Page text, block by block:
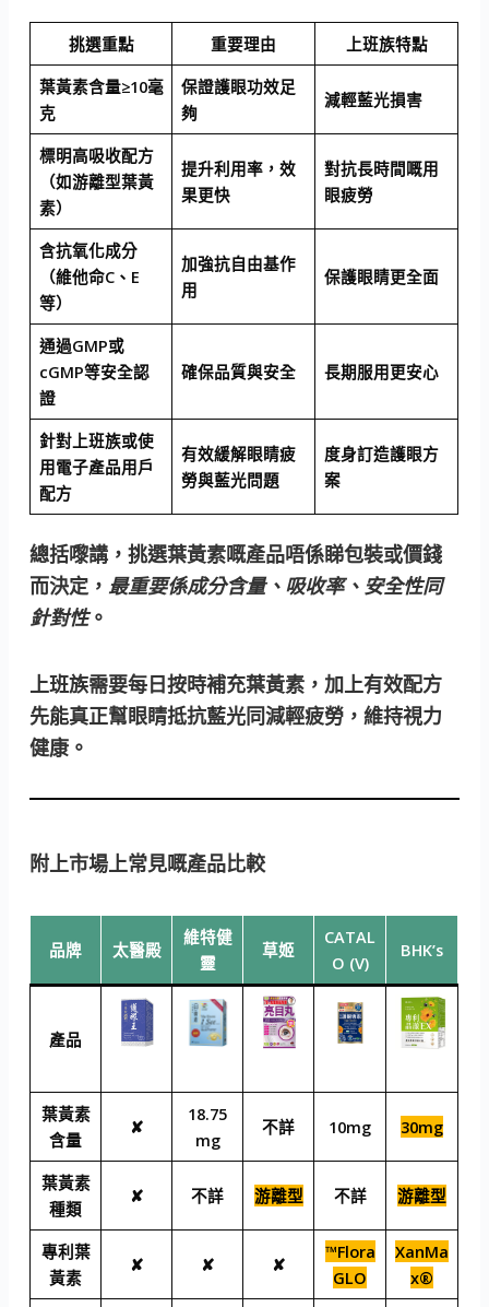
挑選重點 重要理由
上班族特點
葉黃素含量≥10毫
克
保證護眼功效足
夠
減輕藍光損害
標明高吸收配方
（如游離型葉黃
素）
提升利用率，效
果更快
對抗長時間嘅用
眼疲勞
含抗氧化成分
（維他命C、E
等）
加強抗自由基作
用
保護眼睛更全面
通過GMP或
cGMP等安全認
證
確保品質與安全 長期服用更安心
針對上班族或使
用電子產品用戶
配方
有效緩解眼睛疲
勞與藍光問題
度身訂造護眼方
案
總括嚟講，挑選葉黃素嘅產品唔係睇包裝或價錢
而決定， 最重要係成分含量、吸收率、安全性同
針對性。
上班族需要每日按時補充葉黃素，加上有效配方
先能真正幫眼睛抵抗藍光同減輕疲勞，維持視力
健康。
附上市場上常見嘅產品比較
品牌 太醫殿
維特健
靈
草姬
CATAL
O (V)
BHK’s
產品
葉黃素
含量
✘
18.75
mg
不詳 10mg 30mg
葉黃素
種類
✘ 不詳 游離型 不詳 游離型
專利葉
黃素
✘ ✘ ✘
™Flora
GLO
XanMa
x®